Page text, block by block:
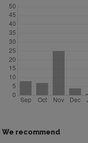
We recommend